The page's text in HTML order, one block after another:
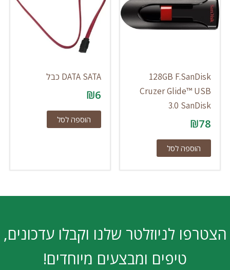
128GB F.SanDisk
Cruzer Glide™ USB
3.0 SanDisk
₪78
הוספה לסל
DATA SATA כבל
₪6
הוספה לסל
הצטרפו לניוזלטר שלנו וקבלו עדכונים,
טיפים ומבצעים מיוחדים!